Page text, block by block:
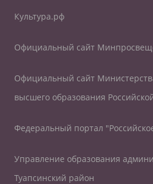
Культура.рф
Официальный сайт
Официальный сайт
высшего образования
Федеральный портал
Управление образования
Туапсинский район